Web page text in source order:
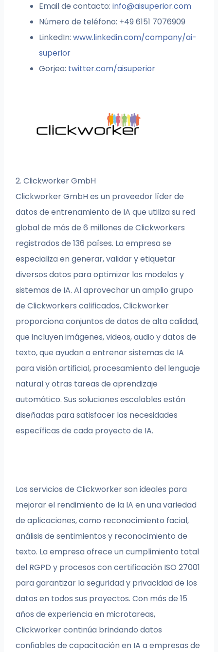
Email de contacto:info@aisuperior.com
Número de teléfono: +49 6151 7076909
LinkedIn:www.linkedin.com/company/ai-
superior
Gorjeo: twitter.com/aisuperior
2. Clickworker GmbH
Clickworker GmbH es un proveedor líder de
datos de entrenamiento de IA que utiliza su red
global de más de 6 millones de Clickworkers
registrados de 136 países. La empresa se
especializa en generar, validar y etiquetar
diversos datos para optimizar los modelos y
sistemas de IA. Al aprovechar un amplio grupo
de Clickworkers calificados, Clickworker
proporciona conjuntos de datos de alta calidad,
que incluyen imágenes, videos, audio y datos de
texto, que ayudan a entrenar sistemas de IA
para visión artificial, procesamiento del lenguaje
natural y otras tareas de aprendizaje
automático. Sus soluciones escalables están
diseñadas para satisfacer las necesidades
específicas de cada proyecto de IA.
Los servicios de Clickworker son ideales para
mejorar el rendimiento de la IA en una variedad
de aplicaciones, como reconocimiento facial,
análisis de sentimientos y reconocimiento de
texto. La empresa ofrece un cumplimiento total
del RGPD y procesos con certificación ISO 27001
para garantizar la seguridad y privacidad de los
datos en todos sus proyectos. Con más de 15
años de experiencia en microtareas,
Clickworker continúa brindando datos
confiables de capacitación en IA a empresas de